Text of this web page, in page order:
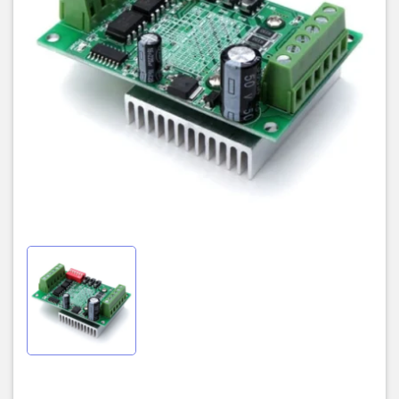
thay đổi bằng cách thay đổi giá trị tụ C5, trong mạch dùng tụ
330pF, dao động là 130khz, thay tụ 100pF thì dao động là
400khz, tần số càng cao thì IC kiểm tra sự thay đổi dòng càng
nhanh, hình dung đại khái thì càng nhanh càng mịn.
0%, 25%, 50%, 100%
Tóm lại: motor nhỏ hay quay chậm thì 0%, motor to hay quay
nhanh thì 100%.Tùy chọn 25%, 50% với các loại động cơ trung
+Excitation: đặt vi bước cho mạch driver. Ví dụ motor 1,8 độ set (1)
1,8 độ.
Chức năng các khối.
Modul TB6560 sử dụng nguồn cấp 12V-DC hoặc 24V-DC cấp cho
động cơ bước hoạt động.
Tạo ra điện áp 5V-DC cấp cho các khối còn lại.